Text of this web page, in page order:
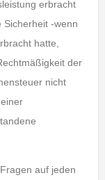
erbracht
Sicherheit -wenn
hatte,
der
nicht
auf jeden